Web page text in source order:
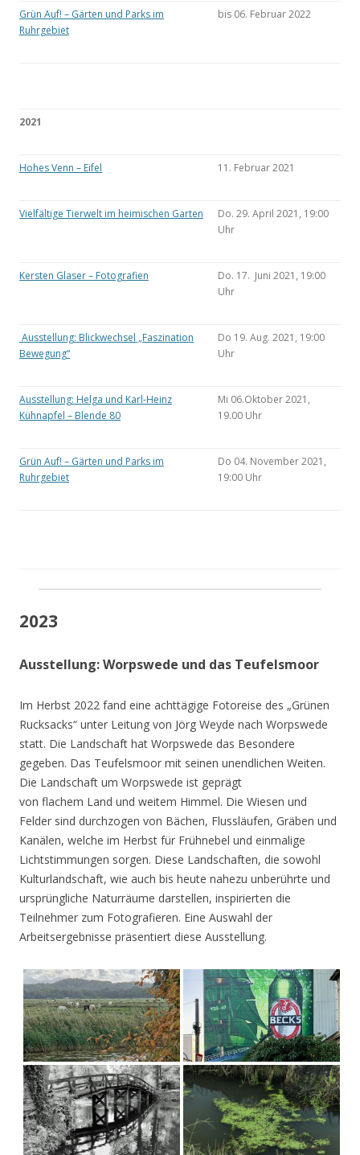
Grün Auf! – Gärten und Parks im
Ruhrgebiet
bis 06. Februar 2022
2021
Hohes Venn – Eifel 11. Februar 2021
Vielfältige Tierwelt im heimischen Garten
Do. 29. April 2021, 19:00
Uhr
Kersten Glaser – Fotografien
Do. 17. Juni 2021, 19:00
Uhr
Ausstellung: Blickwechsel „Faszination
Bewegung“
Do 19. Aug. 2021, 19:00
Uhr
Ausstellung: Helga und Karl-Heinz
Kühnapfel – Blende 80
Mi 06.Oktober 2021,
19.00 Uhr
Grün Auf! – Gärten und Parks im
Ruhrgebiet
Do 04. November 2021,
19:00 Uhr
2023
Ausstellung: Worpswede und das Teufelsmoor
Im Herbst 2022 fand eine achttägige Fotoreise des „Grünen
Rucksacks“ unter Leitung von Jörg Weyde nach Worpswede
statt. Die Landschaft hat Worpswede das Besondere
gegeben. Das Teufelsmoor mit seinen unendlichen Weiten.
Die Landschaft um Worpswede ist geprägt
von flachem Land und weitem Himmel. Die Wiesen und
Felder sind durchzogen von Bächen, Flussläufen, Gräben und
Kanälen, welche im Herbst für Frühnebel und einmalige
Lichtstimmungen sorgen. Diese Landschaften, die sowohl
Kulturlandschaft, wie auch bis heute nahezu unberührte und
ursprüngliche Naturräume darstellen, inspirierten die
Teilnehmer zum Fotografieren. Eine Auswahl der
Arbeitsergebnisse präsentiert diese Ausstellung.